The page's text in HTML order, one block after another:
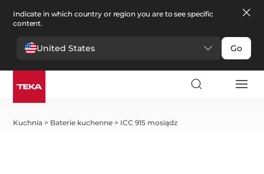
Indicate in which country or region you are to see specific
content.
United States Go
Kuchnia > Baterie kuchenne > ICC 915 mosiądz